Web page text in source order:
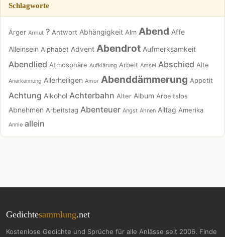
Schlagworte
Ärger Armut ? Antwort Abhängigkeit Alm Abend Affe
Alleinsein Alphabet Advent Abendrot Aufmerksamkeit
Abendlied Atmosphäre Aufklärung Arbeit Amsel Abschied Alte
Anerkennung Allerheiligen Amor Abenddämmerung Appetit
Achtung Alkohol Achterbahn Alter Album Arbeitslos
Abnehmen Arbeitstag Abenteuer Angst Ahnen Alltag Amerika
Annie allein
Gedichtesammlung.net
Kostenlose Gedichte und Sprüche für alle Anlässe seit 2006. Finde